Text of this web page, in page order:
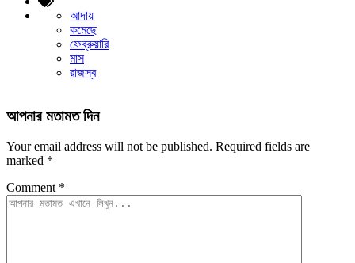
আদায়
কমেছে
ফেব্রুয়ারি
মাস
রাজস্ব
আপনার মতামত দিন
Your email address will not be published. Required fields are
marked *
Comment *